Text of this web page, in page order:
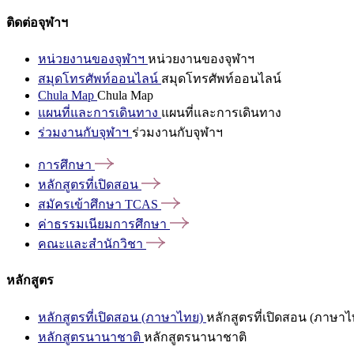
ติดต่อจุฬาฯ
หน่วยงานของจุฬาฯ หน่วยงานของจุฬาฯ
สมุดโทรศัพท์ออนไลน์ สมุดโทรศัพท์ออนไลน์
Chula Map Chula Map
แผนที่และการเดินทาง แผนที่และการเดินทาง
ร่วมงานกับจุฬาฯ ร่วมงานกับจุฬาฯ
การศึกษา
หลักสูตรที่เปิดสอน
สมัครเข้าศึกษา TCAS
ค่าธรรมเนียมการศึกษา
คณะและสำนักวิชา
หลักสูตร
หลักสูตรที่เปิดสอน (ภาษาไทย) หลักสูตรที่เปิดสอน (ภาษาไ
หลักสูตรนานาชาติ หลักสูตรนานาชาติ